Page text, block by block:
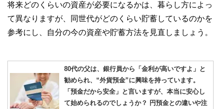
将来どのくらいの資産が必要になるかは、暮らし方によっ
て異なりますが、同世代がどのくらい貯蓄しているのかを
参考にし、自分の今の資産や貯蓄方法を見直しましょう。
80代の父は、銀行員から「金利が高いですよ」と
勧められ、“外貨預金”に興味を持っています。
「預金だから安全」と言いますが、本当に安心し
て始められるのでしょうか？ 円預金との違いや注